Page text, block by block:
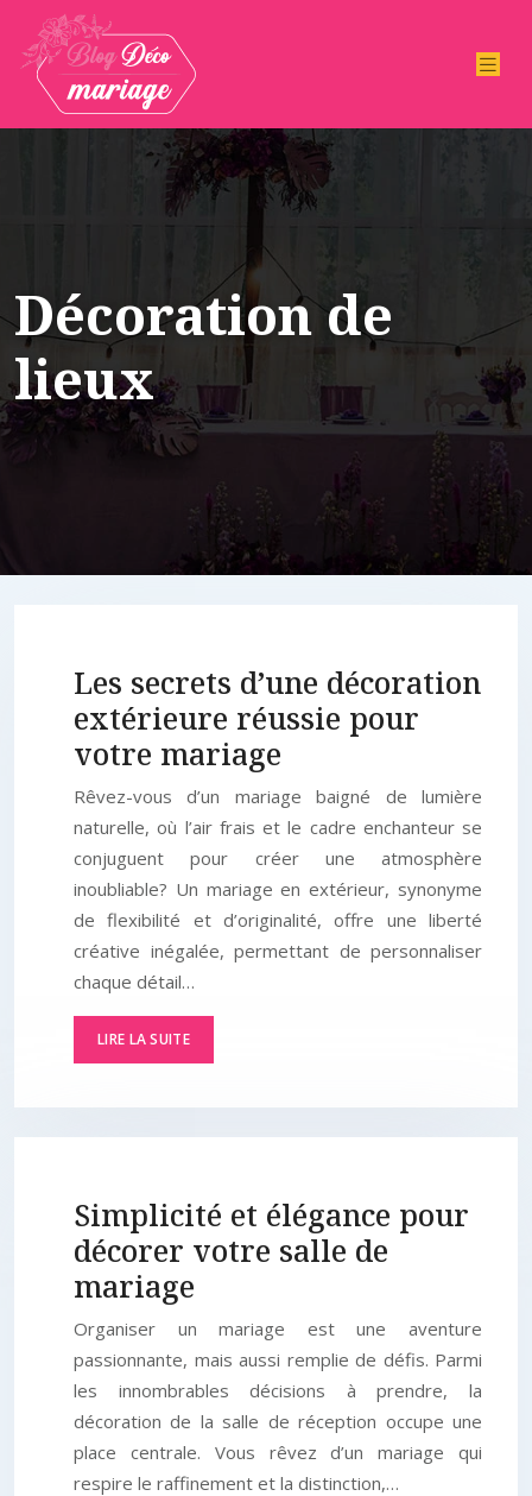
Décoration de
lieux
Les secrets d’une décoration
extérieure réussie pour
votre mariage
Rêvez-vous d’un mariage baigné de lumière
naturelle, où l’air frais et le cadre enchanteur se
conjuguent pour créer une atmosphère
inoubliable? Un mariage en extérieur, synonyme
de flexibilité et d’originalité, offre une liberté
créative inégalée, permettant de personnaliser
chaque détail…
LIRE LA SUITE
Simplicité et élégance pour
décorer votre salle de
mariage
Organiser un mariage est une aventure
passionnante, mais aussi remplie de défis. Parmi
les innombrables décisions à prendre, la
décoration de la salle de réception occupe une
place centrale. Vous rêvez d’un mariage qui
respire le raffinement et la distinction,…